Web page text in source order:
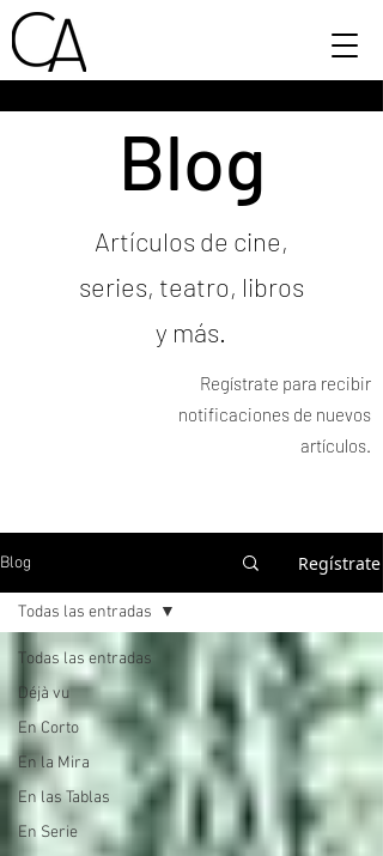
Blog
Artículos de cine,
series, teatro, libros
y más.
Regístrate para recibir
notificaciones de nuevos
artículos.
Blog Regístrate
Todas las entradas
Déjà vu
En Corto
En la Mira
En las Tablas
En Serie
Todas las entradas